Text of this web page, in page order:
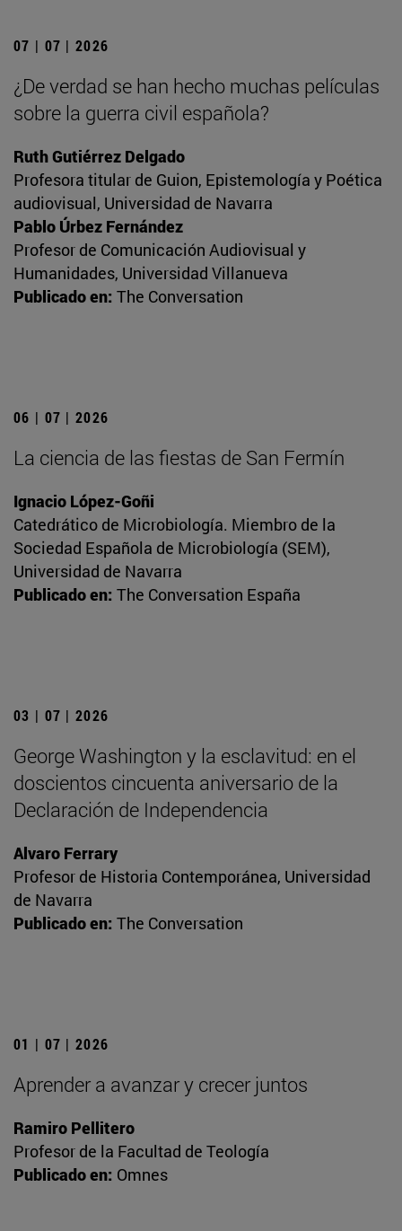
07 | 07 | 2026
¿De verdad se han hecho muchas películas
sobre la guerra civil española?
Ruth Gutiérrez Delgado
Profesora titular de Guion, Epistemología y Poética
audiovisual, Universidad de Navarra
Pablo Úrbez Fernández
Profesor de Comunicación Audiovisual y
Humanidades, Universidad Villanueva
Publicado en: The Conversation
06 | 07 | 2026
La ciencia de las fiestas de San Fermín
Ignacio López-Goñi
Catedrático de Microbiología. Miembro de la
Sociedad Española de Microbiología (SEM),
Universidad de Navarra
Publicado en: The Conversation España
03 | 07 | 2026
George Washington y la esclavitud: en el
doscientos cincuenta aniversario de la
Declaración de Independencia
Alvaro Ferrary
Profesor de Historia Contemporánea, Universidad
de Navarra
Publicado en: The Conversation
01 | 07 | 2026
Aprender a avanzar y crecer juntos
Ramiro Pellitero
Profesor de la Facultad de Teología
Publicado en: Omnes